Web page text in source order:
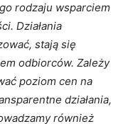
rodzaju wsparciem
Działania
stają się
odbiorców. Zależy
poziom cen na
działania,
również